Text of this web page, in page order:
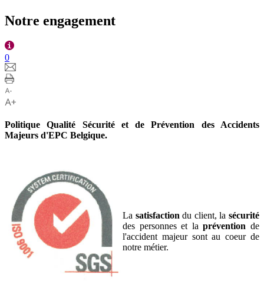
Notre engagement
0
Politique Qualité Sécurité et de Prévention des Accidents
Majeurs d'EPC Belgique.
La satisfaction du client, lasécurité
des personnes et laprévention de
l'accident majeur sont au coeur de
notre métier.